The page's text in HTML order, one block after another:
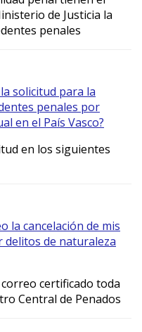
de Justicia la
penales
solicitud para la
penales por
en el País Vasco?
en los siguientes
la cancelación de mis
delitos de naturaleza
certificado toda
Central de Penados